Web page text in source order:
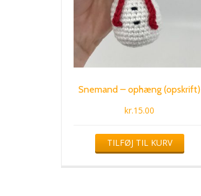
Snemand – ophæng (opskrift)
kr.15.00
TILFØJ TIL KURV